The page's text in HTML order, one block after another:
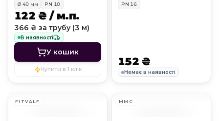
Ø 40 мм PN 10
122 ₴ / м.п.
366 ₴ за трубу (3 м)
В наявності
У кошик
Купити в 1 клік
PN 16
152 ₴
Немає в наявності
FITVALF MMC